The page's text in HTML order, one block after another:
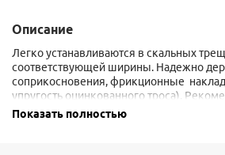
Описание
Легко устанавливаются в скальных
соответствующей ширины. Надежно
соприкосновения, фрикционные
упругость оцинкованного троса).
установки в трещине эксцентрик
Показать полностью